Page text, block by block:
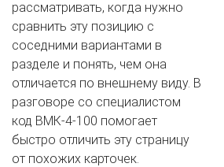
рассматривать, когда нужно
сравнить эту позицию с
соседними вариантами в
разделе и понять, чем она
отличается по внешнему виду. В
разговоре со специалистом
код ВМК-4-100 помогает
быстро отличить эту страницу
от похожих карточек.